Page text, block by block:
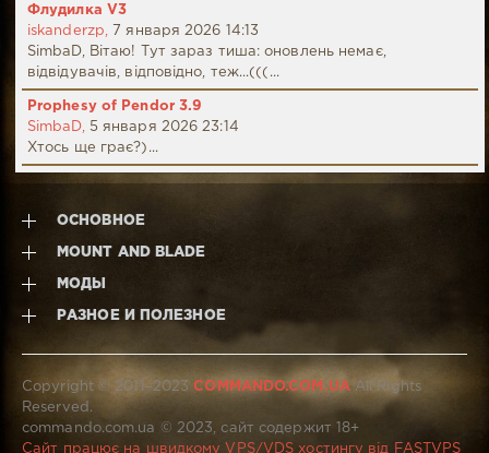
Флудилка V3
iskanderzp,
7 января 2026 14:13
SimbaD, Вітаю! Тут зараз тиша: оновлень немає,
відвідувачів, відповідно, теж...(((...
Prophesy of Pendor 3.9
SimbaD,
5 января 2026 23:14
Хтось ще грає?)...
ОСНОВНОЕ
MOUNT AND BLADE
МОДЫ
РАЗНОЕ И ПОЛЕЗНОЕ
Copyright © 2011–2023COMMANDO.COM.UAAll Rights
Reserved.
commando.com.ua © 2023, сайт содержит 18+
Сайт працює на швидкому VPS/VDS хостингу від FASTVPS